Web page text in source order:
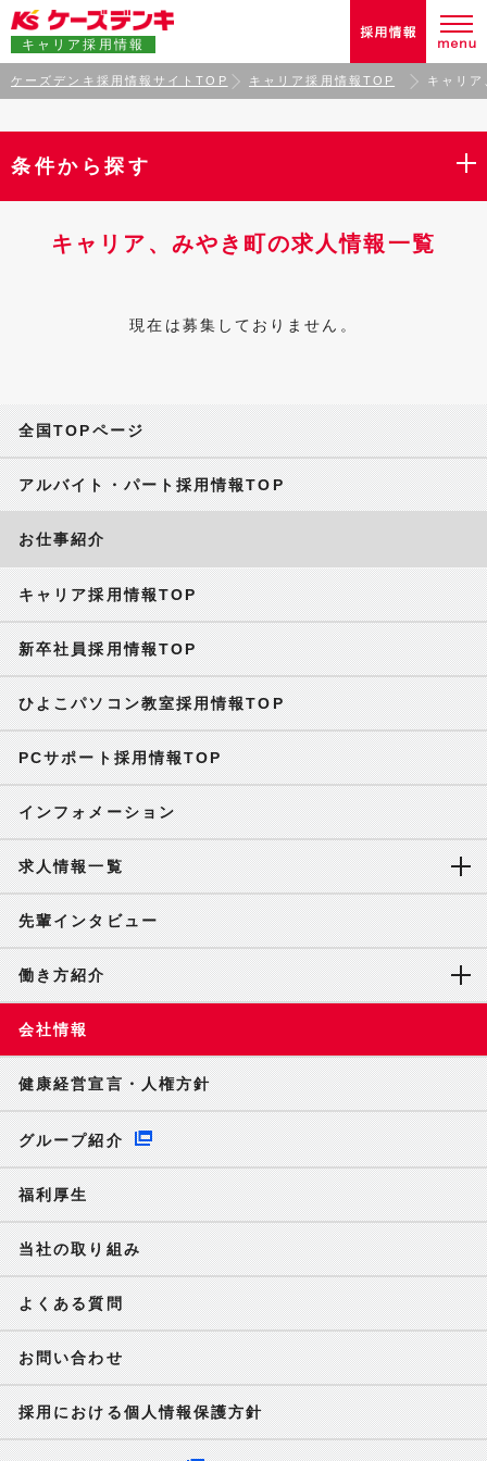
キャリア採用情報
ケーズデンキ採用情報サイトTOP キャリア採用情報TOP キャリ
条件から探す
キャリア、みやき町の求人情報一覧
現在は募集しておりません。
全国TOPページ
アルバイト・パート採用情報TOP
お仕事紹介
キャリア採用情報TOP
新卒社員採用情報TOP
ひよこパソコン教室採用情報TOP
PCサポート採用情報TOP
インフォメーション
求人情報一覧
先輩インタビュー
働き方紹介
会社情報
健康経営宣言・人権方針
グループ紹介
福利厚生
当社の取り組み
よくある質問
お問い合わせ
採用における個人情報保護方針